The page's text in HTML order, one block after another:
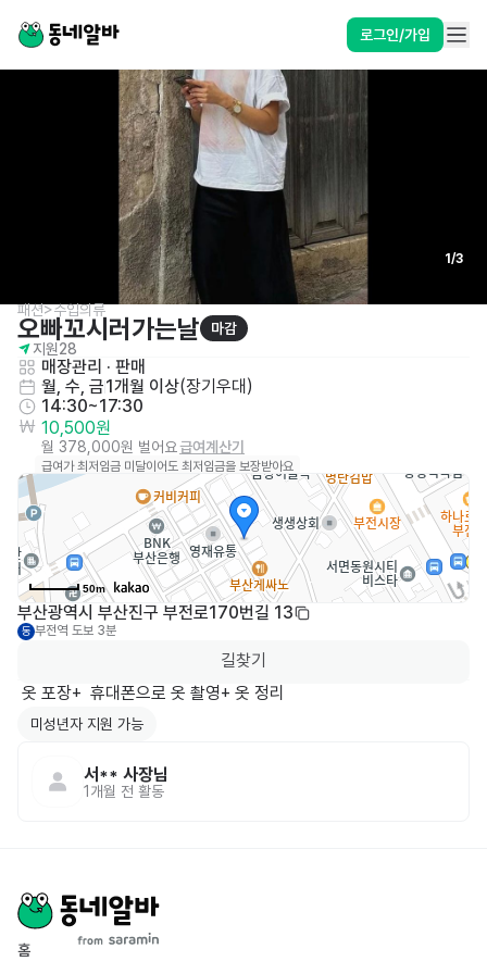
로그인/가입
1/3
패션>수입의류
오빠꼬시러가는날
마감
지원28
매장관리 · 판매
월, 수, 금1개월 이상(장기우대 )
14:30~17:30
10,500원
월 378,000원 벌어요급여계산기
급여가 최저임금 미달이어도 최저임금을 보장받아요
50m
부산광역시 부산진구 부전로170번길 13
동 부전역 도보 3분
길찾기
옷 포장+  휴대폰으로 옷 촬영+ 옷 정리
미성년자 지원 가능
서** 사장님
1개월 전 활동
홈